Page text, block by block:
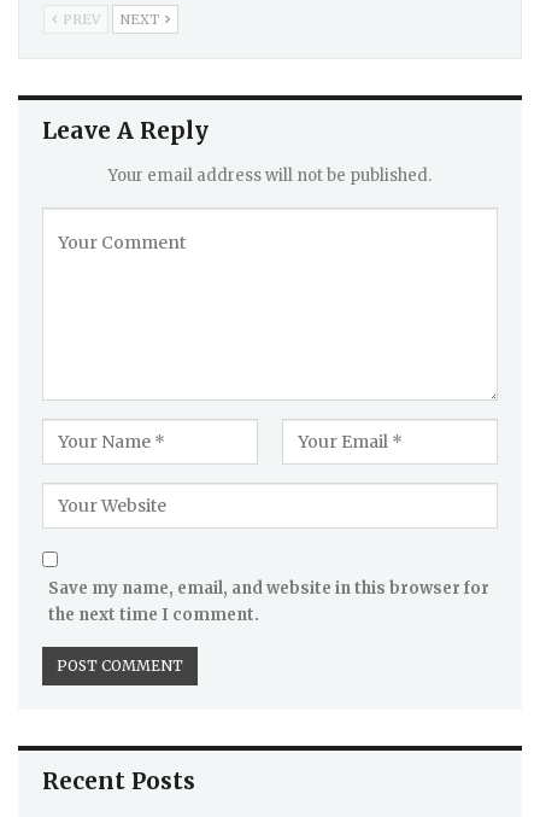
PREV NEXT
Leave A Reply
Your email address will not be published.
Save my name, email, and website in this browser for
the next time I comment.
Recent Posts